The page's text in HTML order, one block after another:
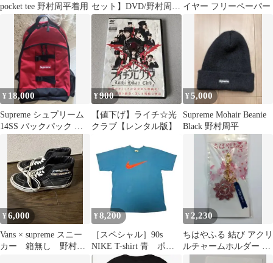
pocket tee 野村周平着用 セット】DVD/野村周平
黒島結菜 恒松祐里 吉沢
悠
イヤー フリーペーパー
¥ 18,000
Supreme シュプリーム
14SS バックパック リ
ュック 野村周平
¥900
【値下げ】ライチ☆光
クラブ【レンタル版】
¥5,000
Supreme Mohair Beanie
Black 野村周平
¥6,000
Vans × supreme スニー
カー 箱無し 野村周
¥ 8,200
［スペシャル］90s
NIKE T-shirt 青 ポー
カーズ 野村周平
¥2,230
ちはやふる 結び アクリ
ルチャームホルダー 広